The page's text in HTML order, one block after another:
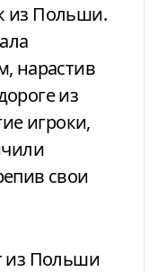
из Польши.
нарастив
из
игроки,
свои
из Польши